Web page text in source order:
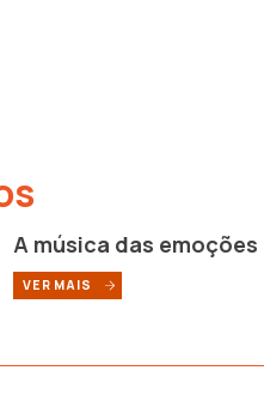
A música das emoções
VER MAIS